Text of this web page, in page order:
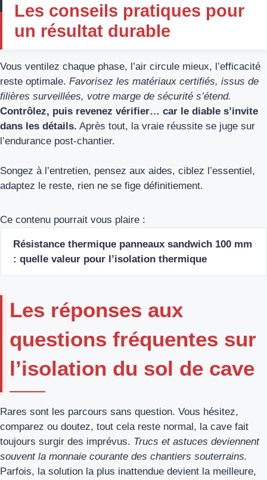
Les conseils pratiques pour
un résultat durable
Vous ventilez chaque phase, l’air circule mieux, l’efficacité
reste optimale. Favorisez les matériaux certifiés, issus de
filières surveillées, votre marge de sécurité s’étend.
Contrôlez, puis revenez vérifier… car le diable s’invite
dans les détails. Après tout, la vraie réussite se juge sur
l’endurance post-chantier.
Songez à l’entretien, pensez aux aides, ciblez l’essentiel,
adaptez le reste, rien ne se fige définitiement.
Ce contenu pourrait vous plaire :
Résistance thermique panneaux sandwich 100 mm
: quelle valeur pour l’isolation thermique
Les réponses aux
questions fréquentes sur
l’isolation du sol de cave
Rares sont les parcours sans question. Vous hésitez,
comparez ou doutez, tout cela reste normal, la cave fait
toujours surgir des imprévus. Trucs et astuces deviennent
souvent la monnaie courante des chantiers souterrains.
Parfois, la solution la plus inattendue devient la meilleure,